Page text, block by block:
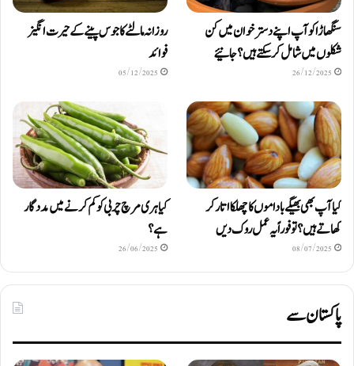
سنگھاڑا کو آپ اپنے دستر خوان میں کن
شکلوں میں شامل کرسکتے ہیں ؟ جانیئے
26/12/2025
روزانہ مالٹے کا جوس پینے کے حیرت انگیز
فوائد
05/12/2025
کیا آپ بھی بھیگے باداموں کا چھلکا اتار کر
کھاتے ہیں؟ تو فوراً یہ عمل روک دیں
08/07/2025
کیا ہری مرچ چربی کو کم کرنے میں مددگار
ہے؟
26/06/2025
پاکستان سے